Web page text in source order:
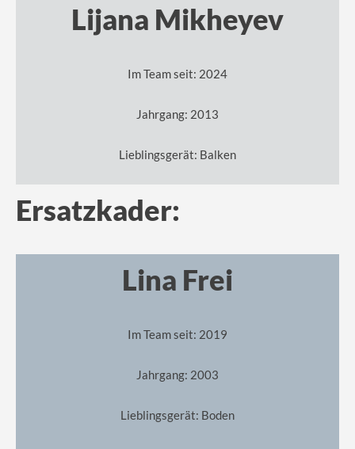
Lijana Mikheyev
Im Team seit: 2024
Jahrgang: 2013
Lieblingsgerät: Balken
Ersatzkader:
Lina Frei
Im Team seit: 2019
Jahrgang: 2003
Lieblingsgerät: Boden